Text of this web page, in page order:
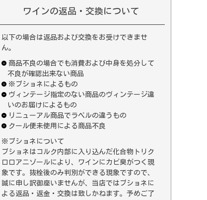
ワインの返品・交換について
以下の場合は返品および交換をお受けできませ
ん。
商品不良の場合でも消費および中身を処分して
不良が確認出来ない商品
※ブショネによるもの
ヴィンテージ指定のない商品のヴィンテージ違
いのお届けによるもの
リニューアル商品でラベルの違うもの
クール便未使用による商品不良
※ブショネについて
ブショネはコルク内部に入り込んだ化合物トリク
ロロアニゾールにより、ワインにカビ臭がつく現
象です。抜栓後のみ判別ができる現象ですので、
誠に申し訳御座いませんが、当店ではブショネに
よる返品・返金・交換は致しかねます。予めご了